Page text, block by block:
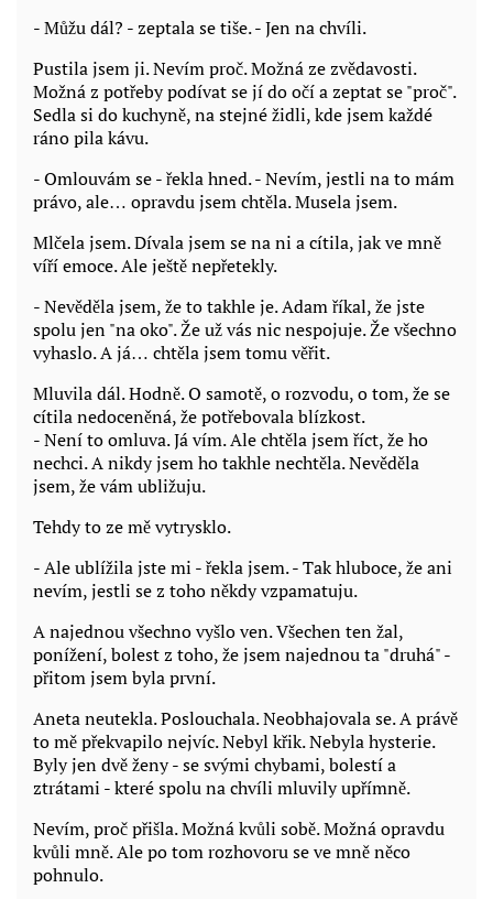
- Můžu dál? - zeptala se tiše. - Jen na chvíli.
Pustila jsem ji. Nevím proč. Možná ze zvědavosti.
Možná z potřeby podívat se jí do očí a zeptat se "proč".
Sedla si do kuchyně, na stejné židli, kde jsem každé
ráno pila kávu.
- Omlouvám se - řekla hned. - Nevím, jestli na to mám
právo, ale… opravdu jsem chtěla. Musela jsem.
Mlčela jsem. Dívala jsem se na ni a cítila, jak ve mně
víří emoce. Ale ještě nepřetekly.
- Nevěděla jsem, že to takhle je. Adam říkal, že jste
spolu jen "na oko". Že už vás nic nespojuje. Že všechno
vyhaslo. A já… chtěla jsem tomu věřit.
Mluvila dál. Hodně. O samotě, o rozvodu, o tom, že se
cítila nedoceněná, že potřebovala blízkost.
- Není to omluva. Já vím. Ale chtěla jsem říct, že ho
nechci. A nikdy jsem ho takhle nechtěla. Nevěděla
jsem, že vám ubližuju.
Tehdy to ze mě vytrysklo.
- Ale ublížila jste mi - řekla jsem. - Tak hluboce, že ani
nevím, jestli se z toho někdy vzpamatuju.
A najednou všechno vyšlo ven. Všechen ten žal,
ponížení, bolest z toho, že jsem najednou ta "druhá" -
přitom jsem byla první.
Aneta neutekla. Poslouchala. Neobhajovala se. A právě
to mě překvapilo nejvíc. Nebyl křik. Nebyla hysterie.
Byly jen dvě ženy - se svými chybami, bolestí a
ztrátami - které spolu na chvíli mluvily upřímně.
Nevím, proč přišla. Možná kvůli sobě. Možná opravdu
kvůli mně. Ale po tom rozhovoru se ve mně něco
pohnulo.